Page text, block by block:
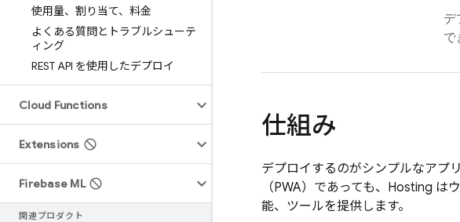
使用量、割り当て、料金
よくある質問とトラブルシューテ
ィング
REST API を使用したデプロイ
Cloud Functions
Extensions
Firebase ML
関連プロダクト
デ
で
仕組み
デプロイするのがシンプルなアプ
（PWA）であっても、 Hosting は
能、ツールを提供します。